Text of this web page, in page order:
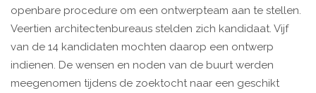
openbare procedure om een ontwerpteam aan te stellen.
Veertien architectenbureaus stelden zich kandidaat. Vijf
van de 14 kandidaten mochten daarop een ontwerp
indienen. De wensen en noden van de buurt werden
meegenomen tijdens de zoektocht naar een geschikt